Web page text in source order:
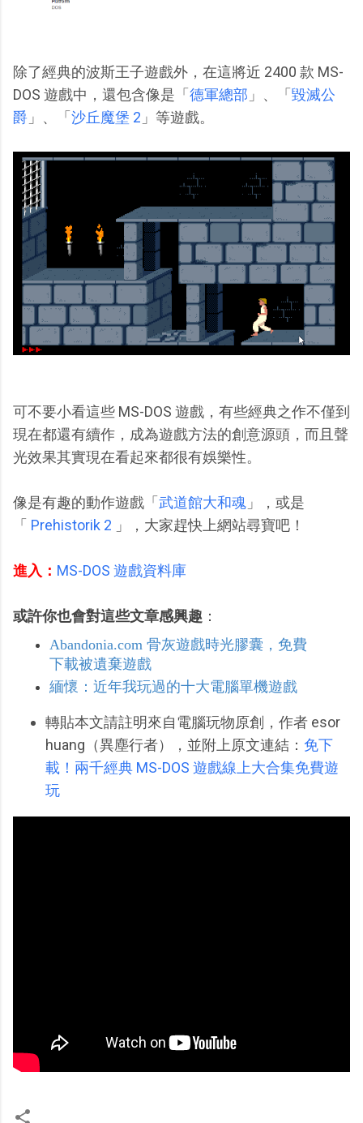
除了經典的波斯王子遊戲外，在這將近 2400 款 MS-
DOS 遊戲中，還包含像是「德軍總部 」、「毀滅公
爵 」、「沙丘魔堡 2 」等遊戲。
可不要小看這些 MS-DOS 遊戲，有些經典之作不僅到
現在都還有續作，成為遊戲方法的創意源頭，而且聲
光效果其實現在看起來都很有娛樂性。
像是有趣的動作遊戲「武道館大和魂 」，或是
「 Prehistorik 2 」，大家趕快上網站尋寶吧！
進入： MS-DOS 遊戲資料庫
或許你也會對這些文章感興趣 ：
Abandonia.com 骨灰遊戲時光膠囊，免費
下載被遺棄遊戲
緬懷：近年我玩過的十大電腦單機遊戲
轉貼本文請註明來自電腦玩物原創，作者 esor
huang（異塵行者），並附上原文連結： 免下
載！兩千經典 MS-DOS 遊戲線上大合集免費遊
玩